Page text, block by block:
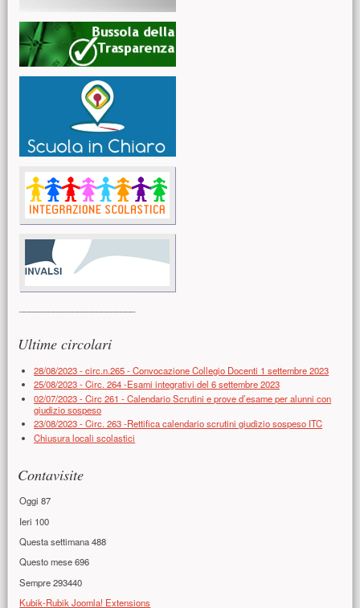
Ultime circolari
28/08/2023 - circ.n.265 - Convocazione Collegio Docenti 1 settembre 2023
25/08/2023 - Circ. 264 -Esami integrativi del 6 settembre 2023
02/07/2023 - Circ 261 - Calendario Scrutini e prove d’esame per alunni con
giudizio sospeso
23/08/2023 - Circ. 263 -Rettifica calendario scrutini giudizio sospeso ITC
Chiusura locali scolastici
Contavisite
Oggi87
Ieri 100
Questa settimana488
Questo mese696
Sempre293440
Kubik-Rubik Joomla! Extensions